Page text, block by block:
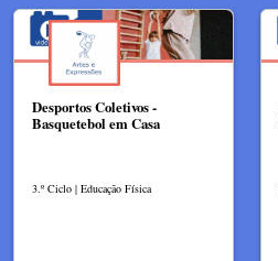
Desportos Coletivos -
Basquetebol em Casa
3.º Ciclo | Educação Física